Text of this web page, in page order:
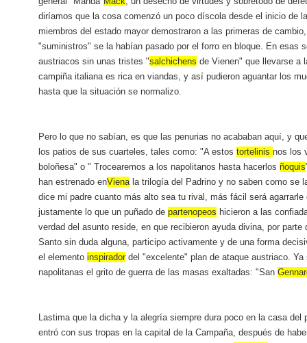
diríamos que la cosa comenzó un poco díscola desde el inicio de
miembros del estado mayor demostraron a las primeras de
"suministros" se la habían pasado por el forro en bloque. En esas
austriacos sin unas tristes "salchichens de Vienen" que llevarse a
campiña italiana es rica en viandas, y así pudieron aguantar los
hasta que la situación se normalizo.
Pero lo que no sabían, es que las penurias no acababan aquí, y
los patios de sus cuarteles, tales como: "A estostortelinisnos los
boloñesa" o " Trocearemos a los napolitanos hasta hacerlos ñoquis
han estrenado enVienala trilogía del Padrino y no saben como se
dice mi padre cuanto más alto sea tu rival, más fácil será
justamente lo que un puñado departenopeos hicieron a las
verdad del asunto reside, en que recibieron ayuda divina, por
Santo sin duda alguna, participo activamente y de una forma
el elementoinspirador del "excelente" plan de ataque austriaco.
napolitanas el grito de guerra de las masas exaltadas: "San
Lastima que la dicha y la alegría siempre dura poco en la casa del
entró con sus tropas en la capital de la Campaña, después de